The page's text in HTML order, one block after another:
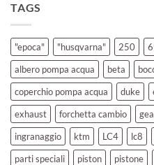
TAGS
"epoca" "husqvarna" 250
albero pompa acqua
beta
coperchio pompa acqua
duke
exhaust
forchetta cambio
ingranaggio
ktm LC4 lc8
parti speciali
piston pistone